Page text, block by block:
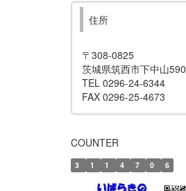
住所
〒308-0825
茨城県筑西市下中山590
TEL 0296-24-6344
FAX 0296-25-4673
COUNTER
3 1 1 4 7 0 6